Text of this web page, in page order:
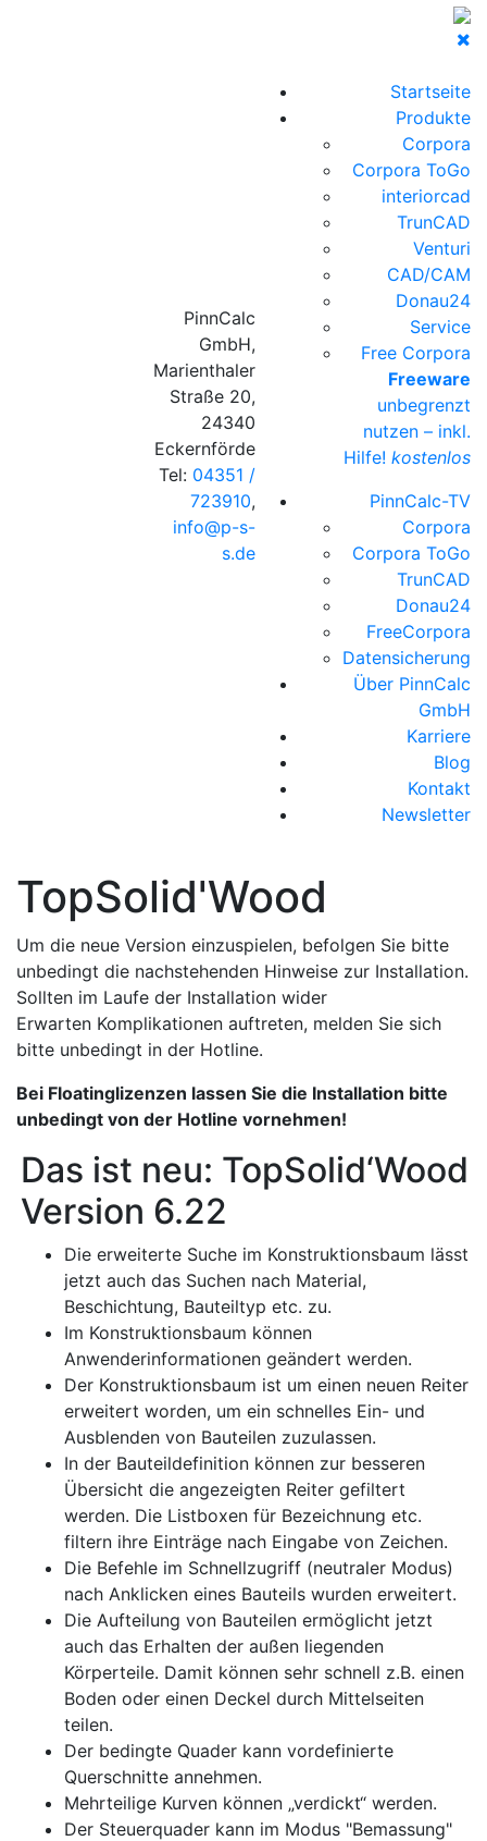
PinnCalc
GmbH,
Marienthaler
Straße 20,
24340
Eckernförde
Tel: 04351 /
723910,
info@p-s-
s.de
Startseite
Produkte
Corpora
Corpora ToGo
interiorcad
TrunCAD
Venturi
CAD/CAM
Donau24
Service
Free Corpora
Freeware
unbegrenzt
nutzen – inkl.
Hilfe! kostenlos
PinnCalc-TV
Corpora
Corpora ToGo
TrunCAD
Donau24
FreeCorpora
Datensicherung
Über PinnCalc
GmbH
Karriere
Blog
Kontakt
Newsletter
TopSolid'Wood
Um die neue Version einzuspielen, befolgen Sie bitte
unbedingt die nachstehenden Hinweise zur Installation.
Sollten im Laufe der Installation wider
Erwarten Komplikationen auftreten, melden Sie sich
bitte unbedingt in der Hotline.
Bei Floatinglizenzen lassen Sie die Installation bitte
unbedingt von der Hotline vornehmen!
Das ist neu: TopSolid‘Wood
Version 6.22
Die erweiterte Suche im Konstruktionsbaum lässt
jetzt auch das Suchen nach Material,
Beschichtung, Bauteiltyp etc. zu.
Im Konstruktionsbaum können
Anwenderinformationen geändert werden.
Der Konstruktionsbaum ist um einen neuen Reiter
erweitert worden, um ein schnelles Ein- und
Ausblenden von Bauteilen zuzulassen.
In der Bauteildefinition können zur besseren
Übersicht die angezeigten Reiter gefiltert
werden. Die Listboxen für Bezeichnung etc.
filtern ihre Einträge nach Eingabe von Zeichen.
Die Befehle im Schnellzugriff (neutraler Modus)
nach Anklicken eines Bauteils wurden erweitert.
Die Aufteilung von Bauteilen ermöglicht jetzt
auch das Erhalten der außen liegenden
Körperteile. Damit können sehr schnell z.B. einen
Boden oder einen Deckel durch Mittelseiten
teilen.
Der bedingte Quader kann vordefinierte
Querschnitte annehmen.
Mehrteilige Kurven können „verdickt“ werden.
Der Steuerquader kann im Modus "Bemassung"